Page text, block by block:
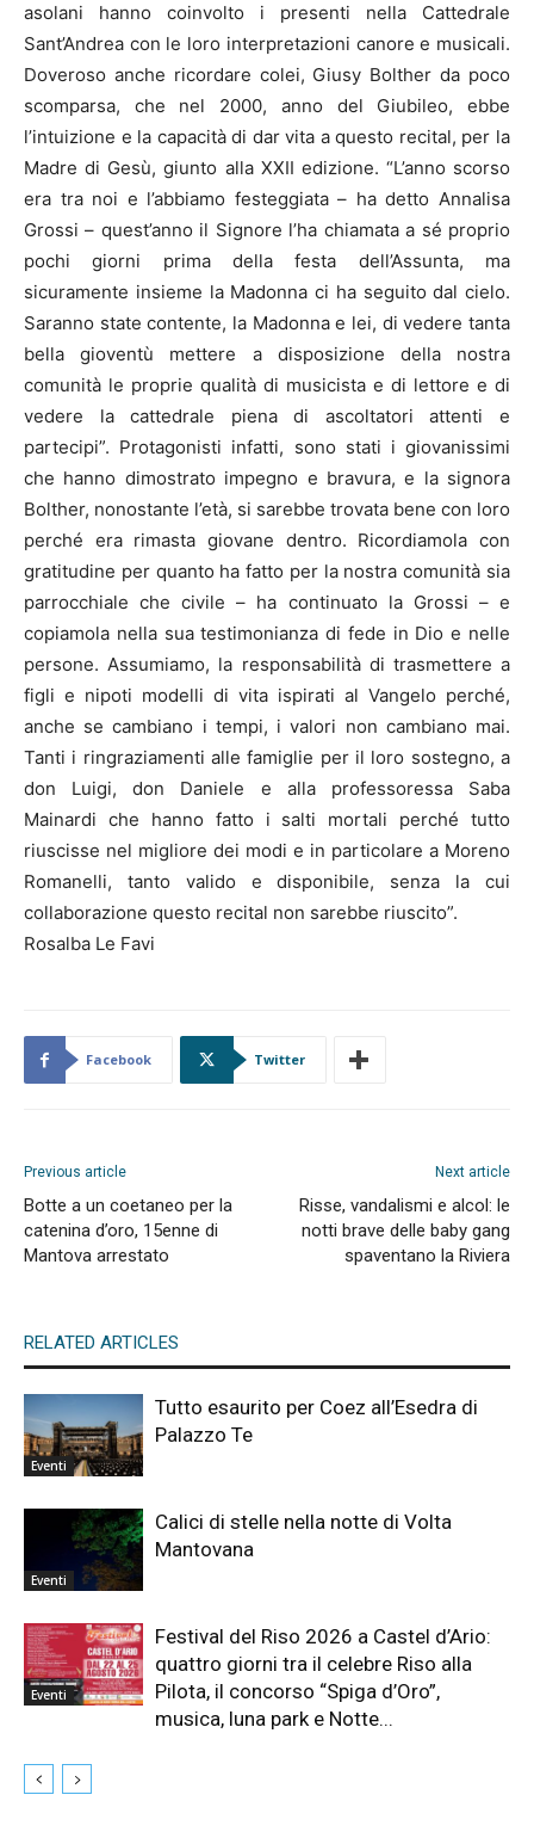
asolani hanno coinvolto i presenti nella Cattedrale
Sant’Andrea con le loro interpretazioni canore e musicali.
Doveroso anche ricordare colei, Giusy Bolther da poco
scomparsa, che nel 2000, anno del Giubileo, ebbe
l’intuizione e la capacità di dar vita a questo recital, per la
Madre di Gesù, giunto alla XXII edizione. “L’anno scorso
era tra noi e l’abbiamo festeggiata – ha detto Annalisa
Grossi – quest’anno il Signore l’ha chiamata a sé proprio
pochi giorni prima della festa dell’Assunta, ma
sicuramente insieme la Madonna ci ha seguito dal cielo.
Saranno state contente, la Madonna e lei, di vedere tanta
bella gioventù mettere a disposizione della nostra
comunità le proprie qualità di musicista e di lettore e di
vedere la cattedrale piena di ascoltatori attenti e
partecipi”. Protagonisti infatti, sono stati i giovanissimi
che hanno dimostrato impegno e bravura, e la signora
Bolther, nonostante l’età, si sarebbe trovata bene con loro
perché era rimasta giovane dentro. Ricordiamola con
gratitudine per quanto ha fatto per la nostra comunità sia
parrocchiale che civile – ha continuato la Grossi – e
copiamola nella sua testimonianza di fede in Dio e nelle
persone. Assumiamo, la responsabilità di trasmettere a
figli e nipoti modelli di vita ispirati al Vangelo perché,
anche se cambiano i tempi, i valori non cambiano mai.
Tanti i ringraziamenti alle famiglie per il loro sostegno, a
don Luigi, don Daniele e alla professoressa Saba
Mainardi che hanno fatto i salti mortali perché tutto
riuscisse nel migliore dei modi e in particolare a Moreno
Romanelli, tanto valido e disponibile, senza la cui
collaborazione questo recital non sarebbe riuscito”.
Rosalba Le Favi
Facebook Twitter
Previous article
Botte a un coetaneo per la
catenina d’oro, 15enne di
Mantova arrestato
Next article
Risse, vandalismi e alcol: le
notti brave delle baby gang
spaventano la Riviera
RELATED ARTICLES
Eventi
Tutto esaurito per Coez all’Esedra di
Palazzo Te
Eventi
Calici di stelle nella notte di Volta
Mantovana
Eventi
Festival del Riso 2026 a Castel d’Ario:
quattro giorni tra il celebre Riso alla
Pilota, il concorso “Spiga d’Oro”,
musica, luna park e Notte...